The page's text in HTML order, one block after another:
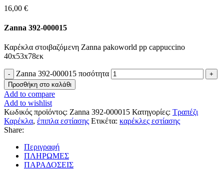
16,00 €
Zanna 392-000015
Καρέκλα στοιβαζόμενη Zanna pakoworld pp cappuccino
40x53x78εκ
Zanna 392-000015 ποσότητα
Προσθήκη στο καλάθι
Add to compare
Add to wishlist
Κωδικός προϊόντος: Zanna 392-000015 Κατηγορίες: Τραπέζι
Καρέκλα, έπιπλα εστίασης Ετικέτα: καρέκλες εστίασης
Share:
Περιγραφή
ΠΛΗΡΩΜΕΣ
ΠΑΡΑΔΟΣΕΙΣ